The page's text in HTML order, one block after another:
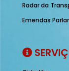
Radar da
Emendas